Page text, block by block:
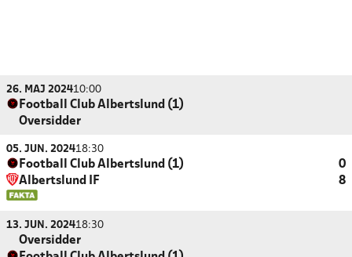
26. MAJ 202410:00
Football Club Albertslund (1)
Oversidder
05. JUN. 202418:30
Football Club Albertslund (1)
0
Albertslund IF
8
13. JUN. 202418:30
Oversidder